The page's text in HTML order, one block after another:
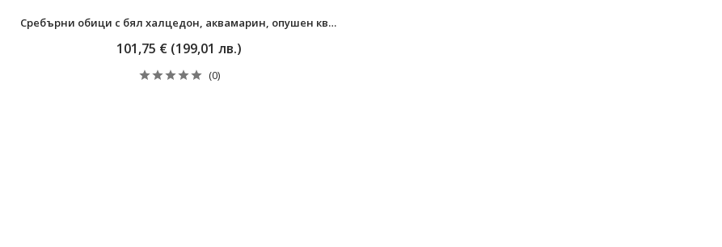
Сребърни обици с бял халцедон, аквамарин, опушен кварц и цирконий с цвят на кафе
101,75 € (199,01 лв.)
(0)